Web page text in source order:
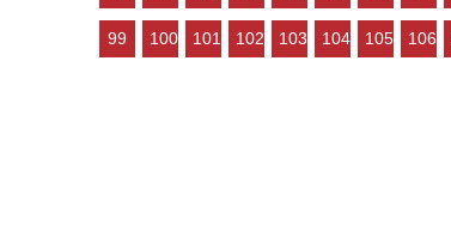
99 100 101 102 103 104 105 106